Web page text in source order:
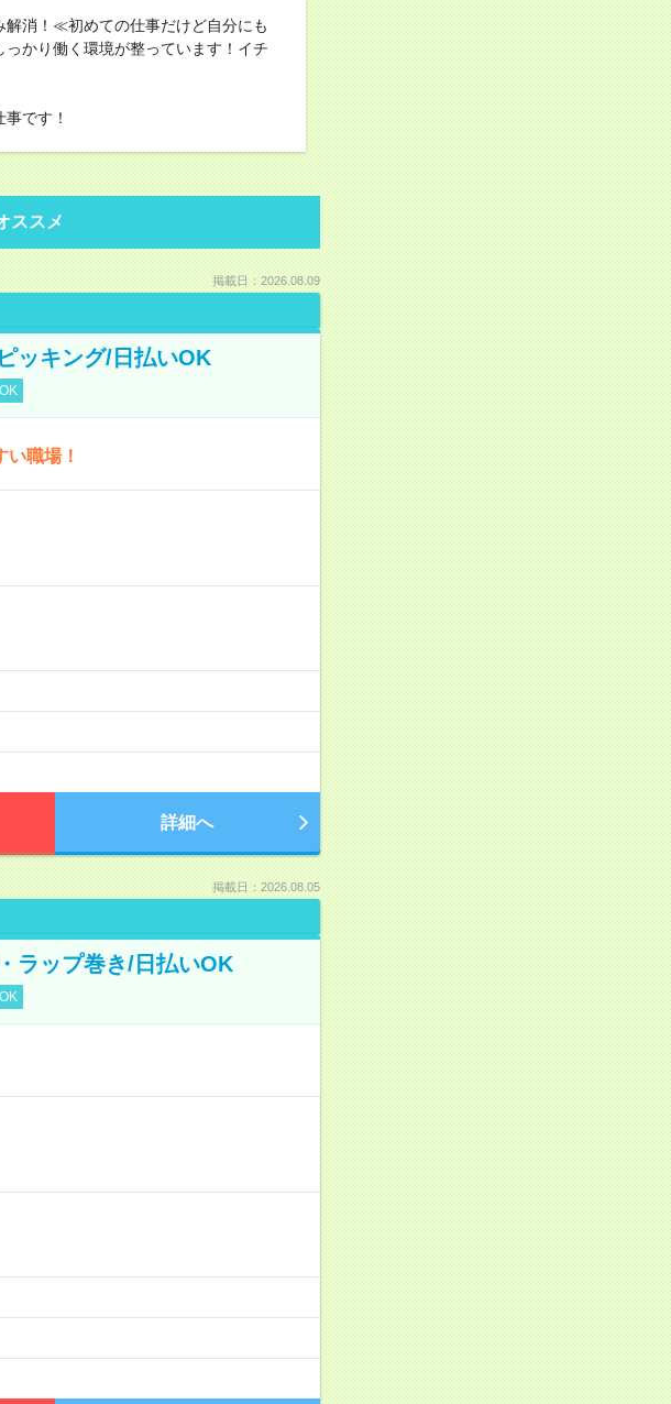
消！≪初めての仕事だけど自分にも
かり働く環境が整っています！イチ
です！
ススメ
掲載日：2026.08.09
ッキング/日払いOK
職場！
詳細へ
掲載日：2026.08.05
ラップ巻き/日払いOK